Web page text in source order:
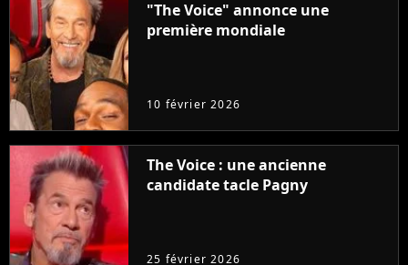
"The Voice" annonce une
première mondiale
10 février 2026
The Voice : une ancienne
candidate tacle Pagny
25 février 2026